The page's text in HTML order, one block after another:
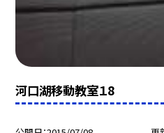
河口湖移動教室１8